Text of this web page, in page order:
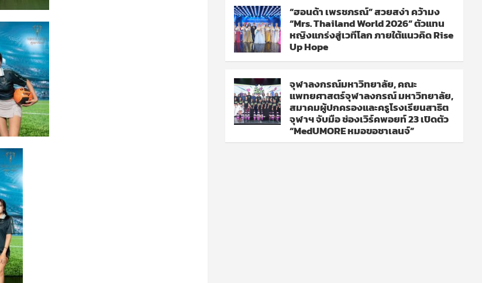
“ฮอนด้า เพรชภรณ์” สวยสง่า คว้ามง
“Mrs. Thailand World 2026” ตัวแทน
หญิงแกร่งสู่เวทีโลก ภายใต้แนวคิด Rise
Up Hope
จุฬาลงกรณ์มหาวิทยาลัย, คณะ
แพทยศาสตร์จุฬาลงกรณ์ มหาวิทยาลัย,
สมาคมผู้ปกครองและครูโรงเรียนสาธิต
จุฬาฯ จับมือ ช่องเวิร์คพอยท์ 23 เปิดตัว
“MedUMORE หมอขอชาเลนจ์”